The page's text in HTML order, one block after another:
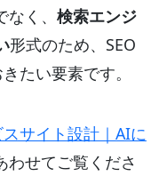
く、 検索エンジ
形式のため、SEO
たい要素です。
サイト設計｜AIに
わせてご覧くださ